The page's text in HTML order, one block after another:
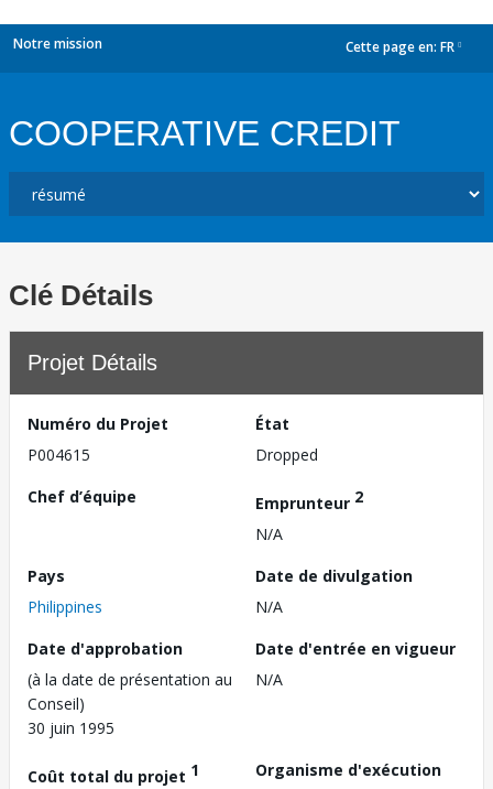
Notre mission Cette page en: FR
COOPERATIVE CREDIT
Clé Détails
Projet Détails
Numéro du Projet
P004615
État
Dropped
Chef d’équipe
Emprunteur 2
N/A
Pays
Philippines
Date de divulgation
N/A
Date d'approbation
(à la date de présentation au
Conseil)
30 juin 1995
Date d'entrée en vigueur
N/A
Coût total du projet 1
Organisme d'exécution